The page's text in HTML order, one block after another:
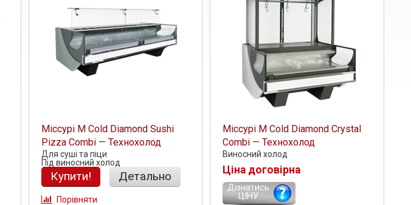
Міссурі М Cold Diamond Sushi
Pizza Combi — Технохолод
Для суші та піци
Під виносний холод
Купити! Детально
Порівняти
Міссурі М Cold Diamond Crystal
Combi — Технохолод
Виносний холод
Ціна договірна
Дізнатись
ЦІНУ